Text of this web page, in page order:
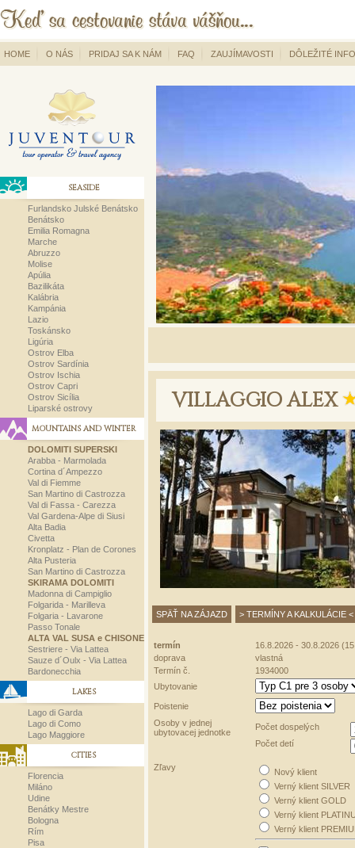
HOME O NÁS PRIDAJ SA K NÁM FAQ ZAUJÍMAVOSTI DÔLEŽITÉ
SEASIDE
Furlandsko Julské Benátsko
Benátsko
Emilia Romagna
Marche
Abruzzo
Molise
Apúlia
Bazilikáta
Kalábria
Kampánia
Lazio
Toskánsko
Ligúria
Ostrov Elba
Ostrov Sardínia
Ostrov Ischia
Ostrov Capri
Ostrov Sicília
Liparské ostrovy
MOUNTAINS AND WINTER
DOLOMITI SUPERSKI
Arabba - Marmolada
Cortina d´Ampezzo
Val di Fiemme
San Martino di Castrozza
Val di Fassa - Carezza
Val Gardena-Alpe di Siusi
Alta Badia
Civetta
Kronplatz - Plan de Corones
Alta Pusteria
San Martino di Castrozza
SKIRAMA DOLOMITI
Madonna di Campiglio
Folgarida - Marilleva
Folgaria - Lavarone
Passo Tonale
ALTA VAL SUSA e CHISONE
Sestriere - Via Lattea
Sauze d´Oulx - Via Lattea
Bardonecchia
LAKES
Lago di Garda
Lago di Como
Lago Maggiore
CITIES
Florencia
Miláno
Udine
Benátky Mestre
Bologna
Rím
Pisa
VILLAGGIO ALEX
SPÄŤ NA ZÁJAZD > TERMÍNY A KALKULÁCIE <
termín
16.8.2026 - 30.8.2026
doprava
vlastná
Termín č.
1934000
Ubytovanie
Poistenie
Osoby v jednej
ubytovacej jednotke
Počet dospelých
Počet detí
Zľavy
Nový klient
Verný klient SILVER
Verný klient GOLD
Verný klient
Verný klient